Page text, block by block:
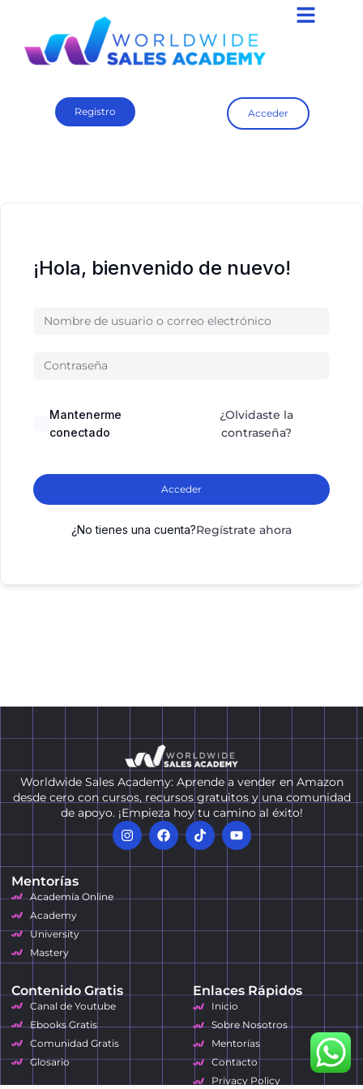
Registro Acceder
¡Hola, bienvenido de nuevo!
Mantenerme
conectado
¿Olvidaste la
contraseña?
Acceder
¿No tienes una cuenta?Regístrate ahora
Worldwide Sales Academy: Aprende a vender en Amazon
desde cero con cursos, recursos gratuitos y una comunidad
de apoyo. ¡Empieza hoy tu camino al éxito!
Mentorías
Academía Online
Academy
University
Mastery
Contenido Gratis
Canal de Youtube
Ebooks Gratis
Comunidad Gratis
Glosario
Enlaces Rápidos
Inicio
Sobre Nosotros
Mentorías
Contacto
Privacy Policy